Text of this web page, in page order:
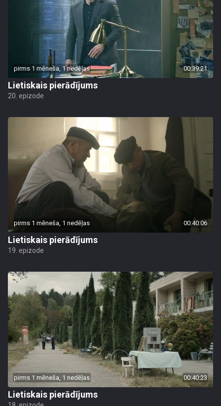
pirms 1 mēneša, 1 nedēļas 00:39:21
Lietiskais pierādījums
20. epizode
pirms 1 mēneša, 1 nedēļas 00:40:06
Lietiskais pierādījums
19. epizode
pirms 1 mēneša, 1 nedēļas 00:40:23
Lietiskais pierādījums